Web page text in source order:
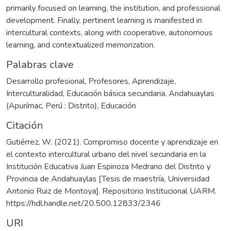
primarily focused on learning, the institution, and professional
development. Finally, pertinent learning is manifested in
intercultural contexts, along with cooperative, autonomous
learning, and contextualized memorization.
Palabras clave
Desarrollo profesional, Profesores, Aprendizaje,
Interculturalidad, Educación básica secundaria, Andahuaylas
(Apurímac, Perú : Distrito), Educación
Citación
Gutiérrez, W. (2021). Compromiso docente y aprendizaje en
el contexto intercultural urbano del nivel secundaria en la
Institución Educativa Juan Espinoza Medrano del Distrito y
Provincia de Andahuaylas [Tesis de maestría, Universidad
Antonio Ruiz de Montoya]. Repositorio Institucional UARM.
https://hdl.handle.net/20.500.12833/2346
URI